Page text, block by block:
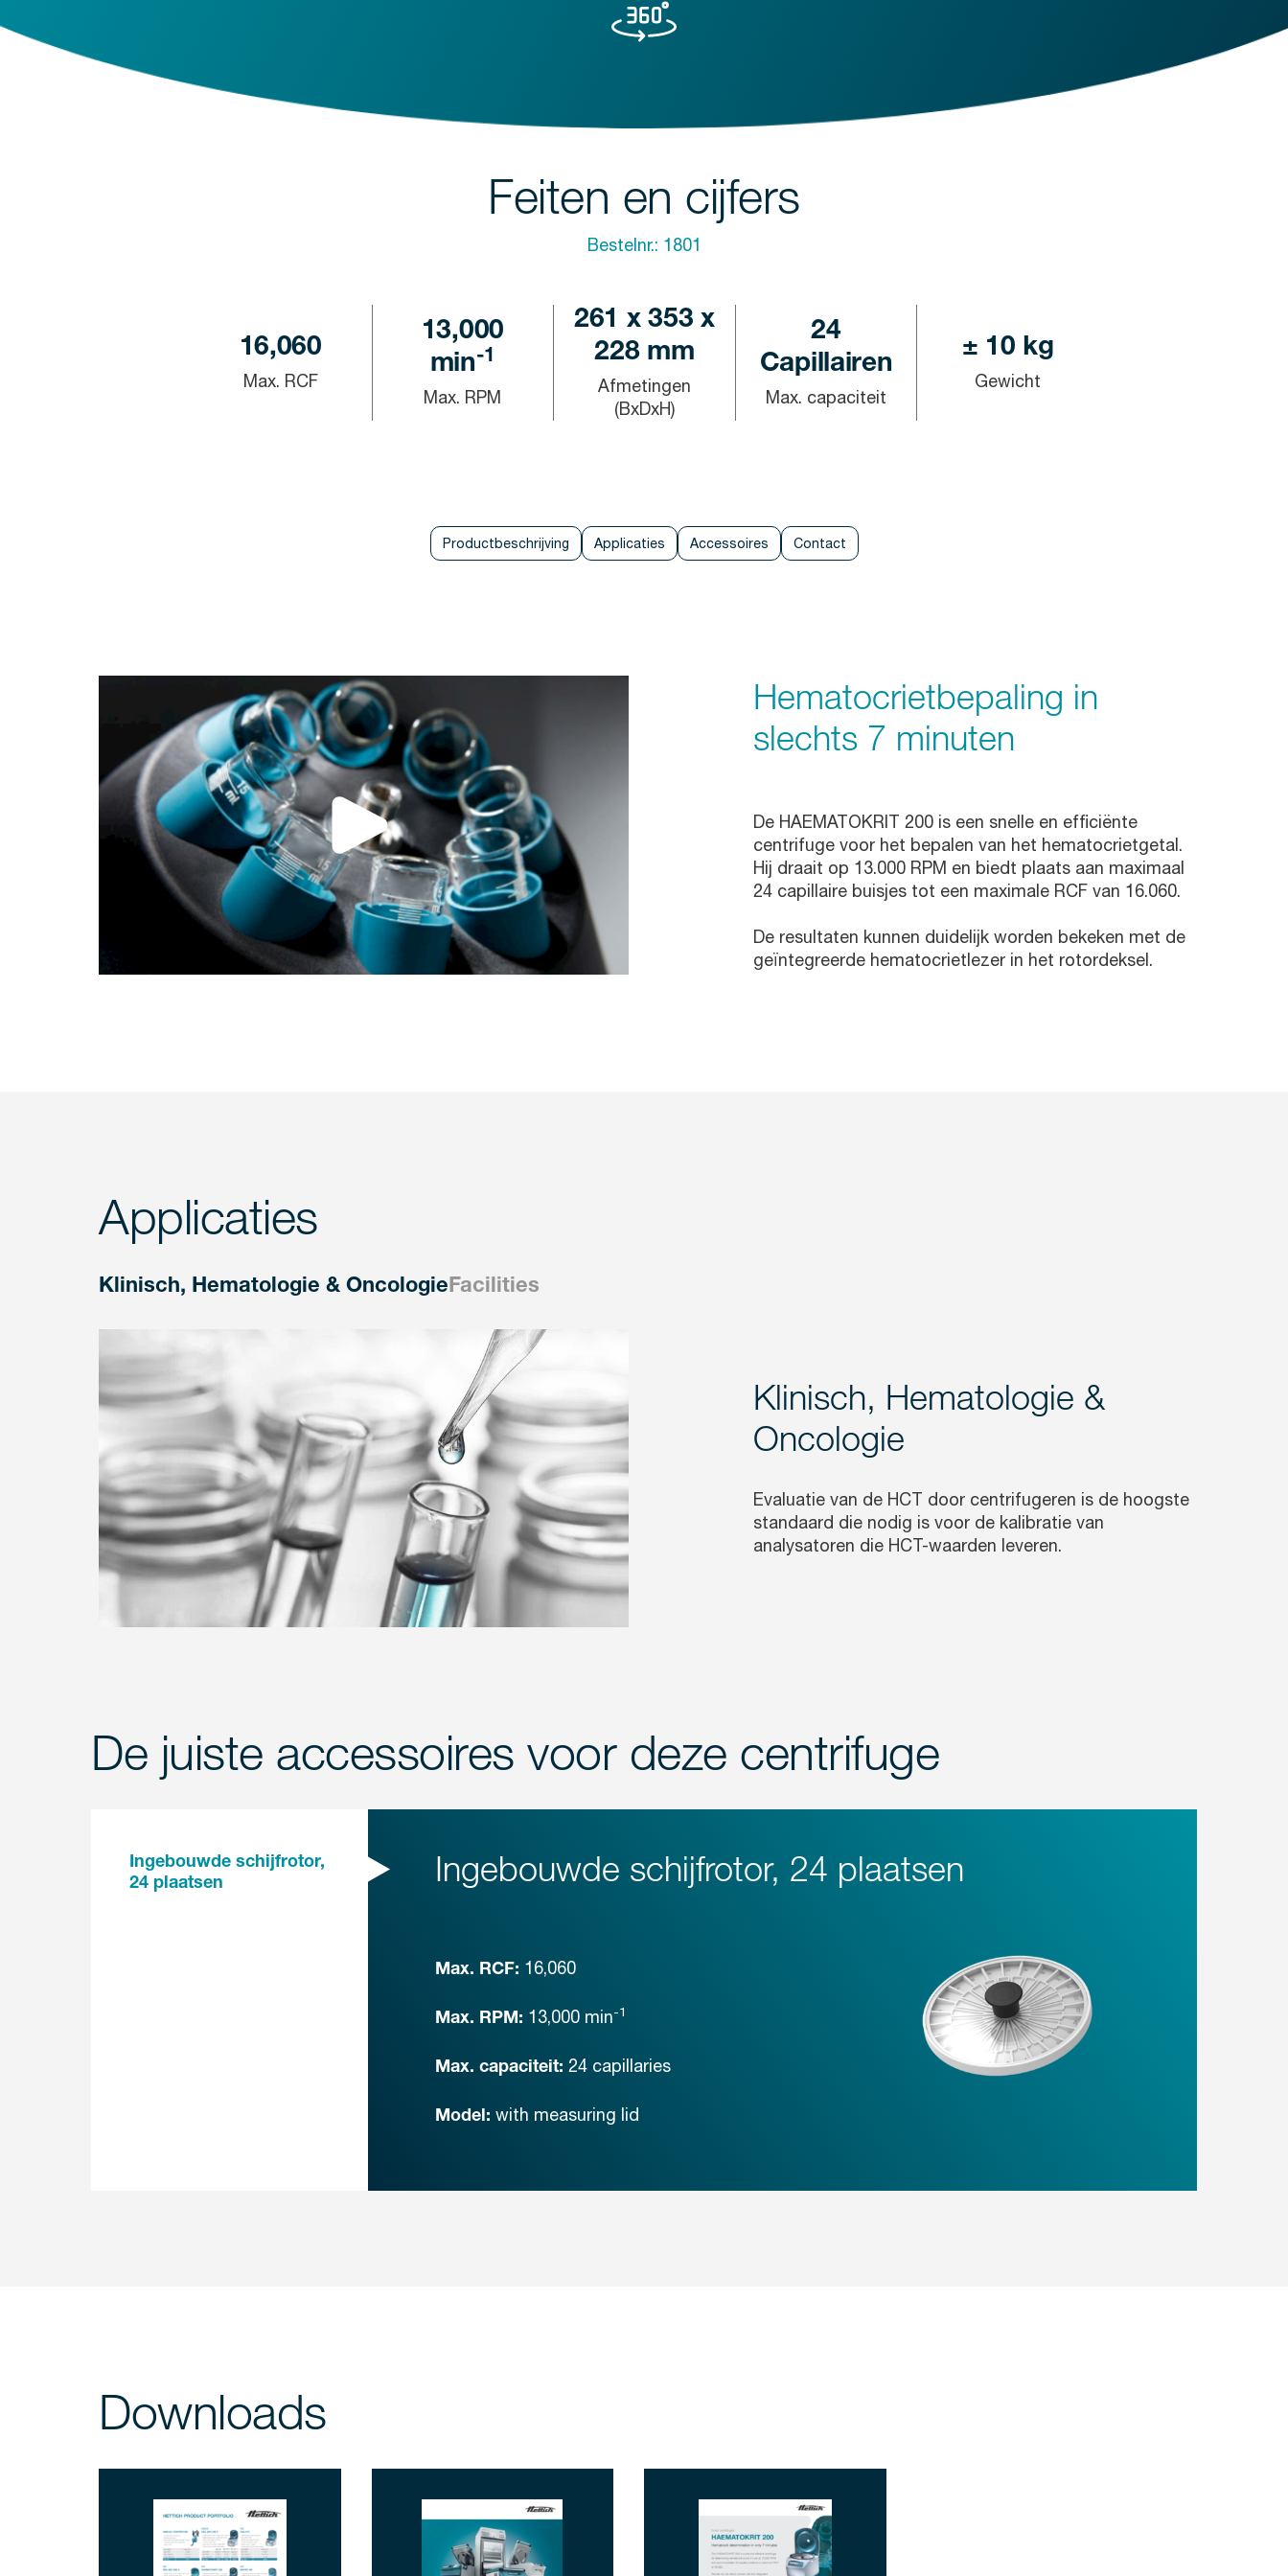
Feiten en cijfers
Bestelnr.: 1801
16,060
Max. RCF
13,000
min-1
Max. RPM
261 x 353 x
228 mm
Afmetingen
(BxDxH)
24
Capillairen
Max. capaciteit
± 10 kg
Gewicht
Productbeschrijving Applicaties Accessoires Contact
Hematocrietbepaling in
slechts 7 minuten
De HAEMATOKRIT 200 is een snelle en efficiënte
centrifuge voor het bepalen van het hematocrietgetal.
Hij draait op 13.000 RPM en biedt plaats aan maximaal
24 capillaire buisjes tot een maximale RCF van 16.060.
De resultaten kunnen duidelijk worden bekeken met de
geïntegreerde hematocrietlezer in het rotordeksel.
Applicaties
Klinisch, Hematologie & OncologieFacilities
Klinisch, Hematologie &
Oncologie
Evaluatie van de HCT door centrifugeren is de hoogste
standaard die nodig is voor de kalibratie van
analysatoren die HCT-waarden leveren.
De juiste accessoires voor deze centrifuge
Ingebouwde schijfrotor,
24 plaatsen
Ingebouwde schijfrotor, 24 plaatsen
Max. RCF: 16,060
Max. RPM: 13,000 min-1
Max. capaciteit: 24 capillaries
Model: with measuring lid
Downloads